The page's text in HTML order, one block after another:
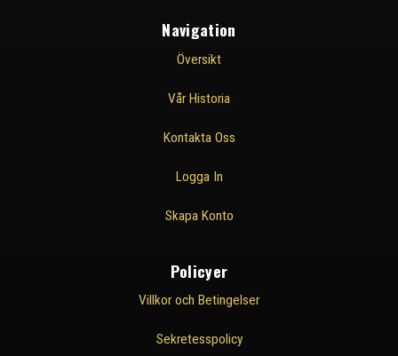
Navigation
Översikt
Vår Historia
Kontakta Oss
Logga In
Skapa Konto
Policyer
Villkor och Betingelser
Sekretesspolicy